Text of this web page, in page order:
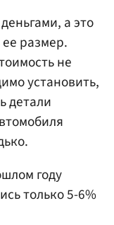
а это
размер.
не
установить,
детали
году
только 5-6%